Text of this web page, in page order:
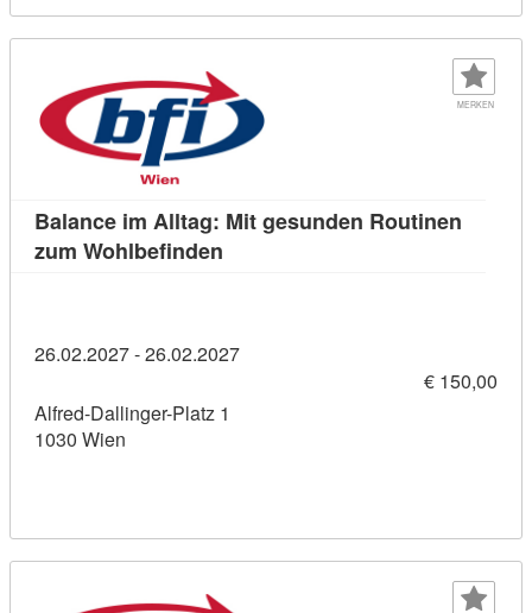
MERKEN
Balance im Alltag: Mit gesunden Routinen
zum Wohlbefinden
26.02.2027 - 26.02.2027
€ 150,00
Alfred-Dallinger-Platz 1
1030 Wien